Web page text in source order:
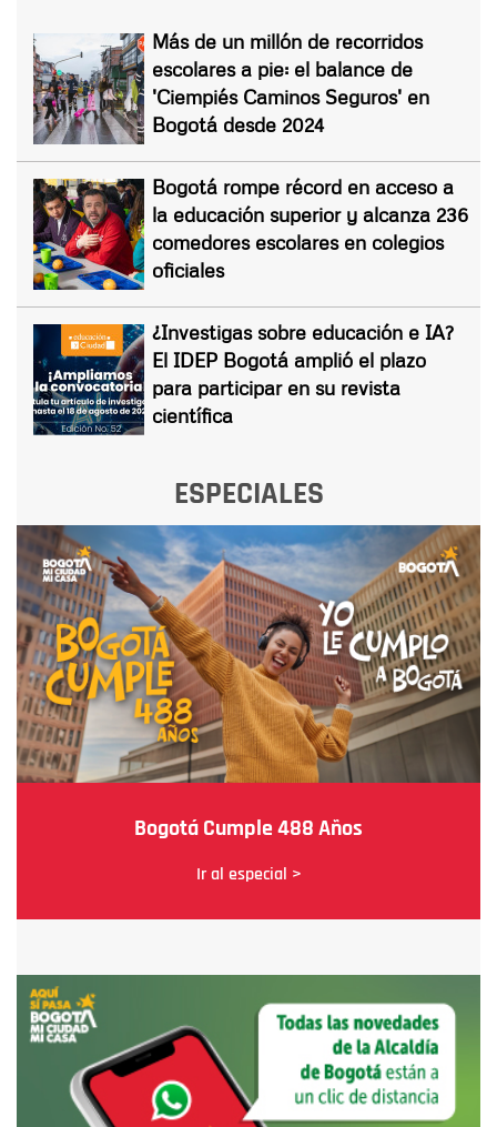
Más de un millón de recorridos
escolares a pie: el balance de
'Ciempiés Caminos Seguros' en
Bogotá desde 2024
Bogotá rompe récord en acceso a
la educación superior y alcanza 236
comedores escolares en colegios
oficiales
¿Investigas sobre educación e IA?
El IDEP Bogotá amplió el plazo
para participar en su revista
científica
ESPECIALES
Bogotá Cumple 488 Años
Ir al especial >